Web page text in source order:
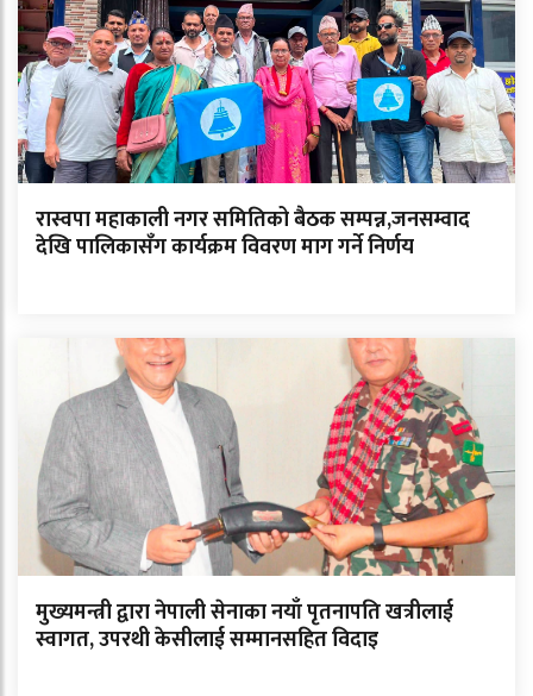
रास्वपा महाकाली नगर समितिको बैठक सम्पन्न,जनसम्वाद
देखि पालिकासँग कार्यक्रम विवरण माग गर्ने निर्णय
मुख्यमन्त्री द्वारा नेपाली सेनाका नयाँ पृतनापति खत्रीलाई
स्वागत, उपरथी केसीलाई सम्मानसहित विदाइ